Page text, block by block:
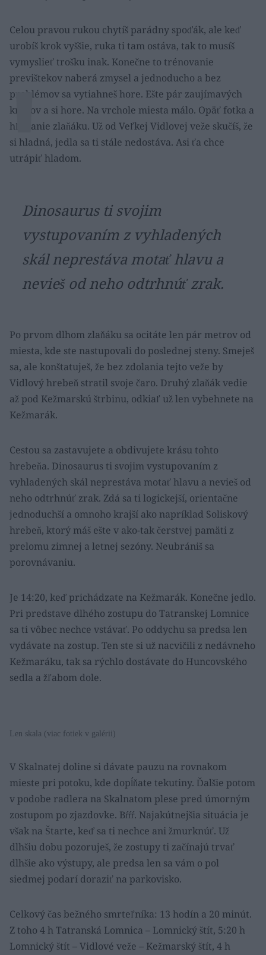
Celou pravou rukou chytíš parádny spoďák, ale keď
urobíš krok vyššie, ruka ti tam ostáva, tak to musíš
vymyslieť trošku inak. Konečne to trénovanie
previštekov naberá zmysel a jednoducho a bez
problémov sa vytiahneš hore. Ešte pár zaujímavých
krokov a si hore. Na vrchole miesta málo. Opäť fotka a
hľadanie zlaňáku. Už od Veľkej Vidlovej veže skučíš, že
si hladná, jedla sa ti stále nedostáva. Asi ťa chce
utrápiť hladom.
Dinosaurus ti svojim
vystupovaním z vyhladených
skál neprestáva motať hlavu a
nevieš od neho odtrhnúť zrak.
Po prvom dlhom zlaňáku sa ocitáte len pár metrov od
miesta, kde ste nastupovali do poslednej steny. Smeješ
sa, ale konštatuješ, že bez zdolania tejto veže by
Vidlový hrebeň stratil svoje čaro. Druhý zlaňák vedie
až pod Kežmarskú štrbinu, odkiaľ už len vybehnete na
Kežmarák.
Cestou sa zastavujete a obdivujete krásu tohto
hrebeňa. Dinosaurus ti svojim vystupovaním z
vyhladených skál neprestáva motať hlavu a nevieš od
neho odtrhnúť zrak. Zdá sa ti logickejší, orientačne
jednoduchší a omnoho krajší ako napríklad Soliskový
hrebeň, ktorý máš ešte v ako-tak čerstvej pamäti z
prelomu zimnej a letnej sezóny. Neubrániš sa
porovnávaniu.
Je 14:20, keď prichádzate na Kežmarák. Konečne jedlo.
Pri predstave dlhého zostupu do Tatranskej Lomnice
sa ti vôbec nechce vstávať. Po oddychu sa predsa len
vydávate na zostup. Ten ste si už nacvičili z nedávneho
Kežmaráku, tak sa rýchlo dostávate do Huncovského
sedla a žľabom dole.
Len skala (viac fotiek v galérii)
V Skalnatej doline si dávate pauzu na rovnakom
mieste pri potoku, kde dopĺňate tekutiny. Ďalšie potom
v podobe radlera na Skalnatom plese pred úmorným
zostupom po zjazdovke. Bŕŕŕ. Najakútnejšia situácia je
však na Štarte, keď sa ti nechce ani žmurknúť. Už
dlhšiu dobu pozoruješ, že zostupy ti začínajú trvať
dlhšie ako výstupy, ale predsa len sa vám o pol
siedmej podarí doraziť na parkovisko.
Celkový čas bežného smrteľníka: 13 hodín a 20 minút.
Z toho 4 h Tatranská Lomnica – Lomnický štít, 5:20 h
Lomnický štít – Vidlové veže – Kežmarský štít, 4 h